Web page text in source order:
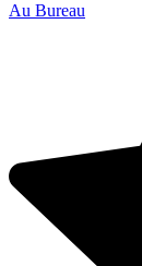
Au Bureau